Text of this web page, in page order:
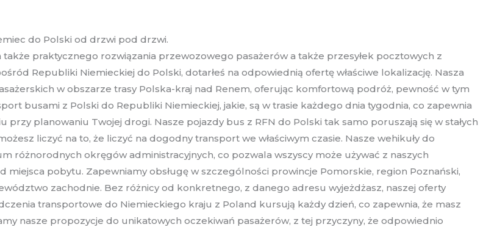
do Polski od drzwi pod drzwi.
praktycznego rozwiązania przewozowego pasażerów a także przesyłek pocztowych z
Republiki Niemieckiej do Polski, dotarłeś na odpowiednią ofertę właściwe lokalizację. Nasza
w obszarze trasy Polska-kraj nad Renem, oferując komfortową podróż, pewność w tym
busami z Polski do Republiki Niemieckiej, jakie, są w trasie każdego dnia tygodnia, co zapewnia
planowaniu Twojej drogi. Nasze pojazdy bus z RFN do Polski tak samo poruszają się w stałych
liczyć na to, że liczyć na dogodny transport we właściwym czasie. Nasze wehikuły do
różnorodnych okręgów administracyjnych, co pozwala wszyscy może używać z naszych
pobytu. Zapewniamy obsługę w szczególności prowincje Pomorskie, region Poznański,
zachodnie. Bez różnicy od konkretnego, z danego adresu wyjeżdżasz, naszej oferty
transportowe do Niemieckiego kraju z Poland kursują każdy dzień, co zapewnia, że masz
nasze propozycje do unikatowych oczekiwań pasażerów, z tej przyczyny, że odpowiednio